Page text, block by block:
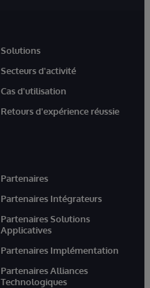
Solutions
Secteurs d'activité
Cas d'utilisation
Retours d'expérience réussie
Partenaires
Partenaires Intégrateurs
Partenaires Solutions
Applicatives
Partenaires Implémentation
Partenaires Alliances
Technologiques